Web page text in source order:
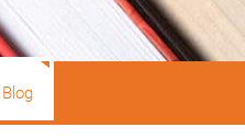
Blog